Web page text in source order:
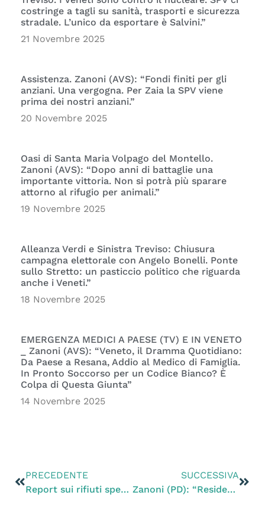
costringe a tagli su sanità, trasporti e sicurezza
stradale. L’unico da esportare è Salvini.”
21 Novembre 2025
Assistenza. Zanoni (AVS): “Fondi finiti per gli
anziani. Una vergogna. Per Zaia la SPV viene
prima dei nostri anziani.”
20 Novembre 2025
Oasi di Santa Maria Volpago del Montello.
Zanoni (AVS): “Dopo anni di battaglie una
importante vittoria. Non si potrà più sparare
attorno al rifugio per animali.”
19 Novembre 2025
Alleanza Verdi e Sinistra Treviso: Chiusura
campagna elettorale con Angelo Bonelli. Ponte
sullo Stretto: un pasticcio politico che riguarda
anche i Veneti.”
18 Novembre 2025
EMERGENZA MEDICI A PAESE (TV) E IN VENETO
_ Zanoni (AVS): “Veneto, il Dramma Quotidiano:
Da Paese a Resana, Addio al Medico di Famiglia.
In Pronto Soccorso per un Codice Bianco? È
Colpa di Questa Giunta”
14 Novembre 2025
PRECEDENTE
Report sui rifiuti speciali – Zanoni (PD): “Preoccupa aumento di produzione ed esaurimento discariche: spingere con più forza verso l’economia circolare”
SUCCESSIVA
Zanoni (PD): “Residenti preoccupati per la nuova antenna di telefonia mobile a Paese, presentata un’interrogazione su tutela della salute, consumo di suolo ed espianto di vigneti”